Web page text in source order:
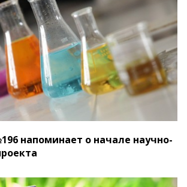
напоминает о начале научно-